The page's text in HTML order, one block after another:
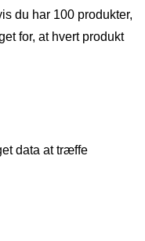
du har 100 produkter,
for, at hvert produkt
data at træffe